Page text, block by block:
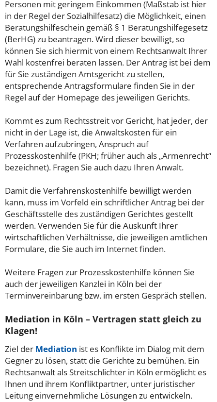
Personen mit geringem Einkommen (Maßstab ist hier
in der Regel der Sozialhilfesatz) die Möglichkeit, einen
Beratungshilfeschein gemäß § 1 Beratungshilfegesetz
(BerHG) zu beantragen. Wird dieser bewilligt, so
können Sie sich hiermit von einem Rechtsanwalt Ihrer
Wahl kostenfrei beraten lassen. Der Antrag ist bei dem
für Sie zuständigen Amtsgericht zu stellen,
entsprechende Antragsformulare finden Sie in der
Regel auf der Homepage des jeweiligen Gerichts.
Kommt es zum Rechtsstreit vor Gericht, hat jeder, der
nicht in der Lage ist, die Anwaltskosten für ein
Verfahren aufzubringen, Anspruch auf
Prozesskostenhilfe (PKH; früher auch als „Armenrecht“
bezeichnet). Fragen Sie auch dazu Ihren Anwalt.
Damit die Verfahrenskostenhilfe bewilligt werden
kann, muss im Vorfeld ein schriftlicher Antrag bei der
Geschäftsstelle des zuständigen Gerichtes gestellt
werden. Verwenden Sie für die Auskunft Ihrer
wirtschaftlichen Verhältnisse, die jeweiligen amtlichen
Formulare, die Sie auch im Internet finden.
Weitere Fragen zur Prozesskostenhilfe können Sie
auch der jeweiligen Kanzlei in Köln bei der
Terminvereinbarung bzw. im ersten Gespräch stellen.
Mediation in Köln – Vertragen statt gleich zu
Klagen!
Ziel der Mediation ist es Konflikte im Dialog mit dem
Gegner zu lösen, statt die Gerichte zu bemühen. Ein
Rechtsanwalt als Streitschlichter in Köln ermöglicht es
Ihnen und ihrem Konfliktpartner, unter juristischer
Leitung einvernehmliche Lösungen zu entwickeln.